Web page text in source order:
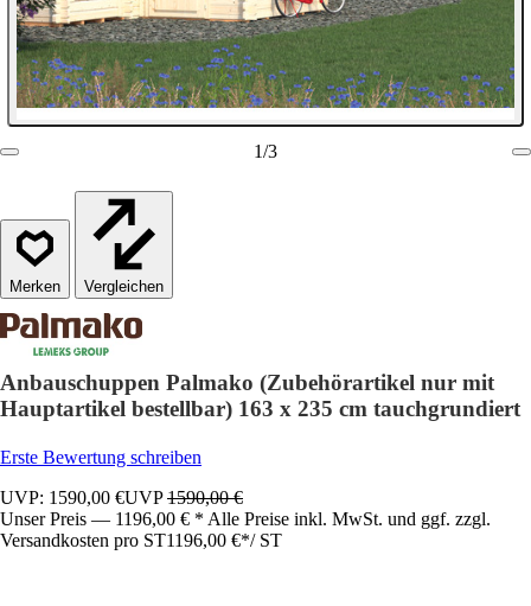
1/3
Vergleichen
Anbauschuppen Palmako (Zubehörartikel nur mit
Hauptartikel bestellbar) 163 x 235 cm tauchgrundiert
Erste Bewertung schreiben
UVP: 1590,00 €UVP1590,00 €
Unser Preis — 1196,00 € * Alle Preise inkl. MwSt. und ggf. zzgl.
Versandkosten pro ST1196,00 €*/ ST